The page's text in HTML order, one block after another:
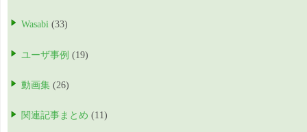
Wasabi (33)
ユーザ事例 (19)
動画集 (26)
関連記事まとめ (11)